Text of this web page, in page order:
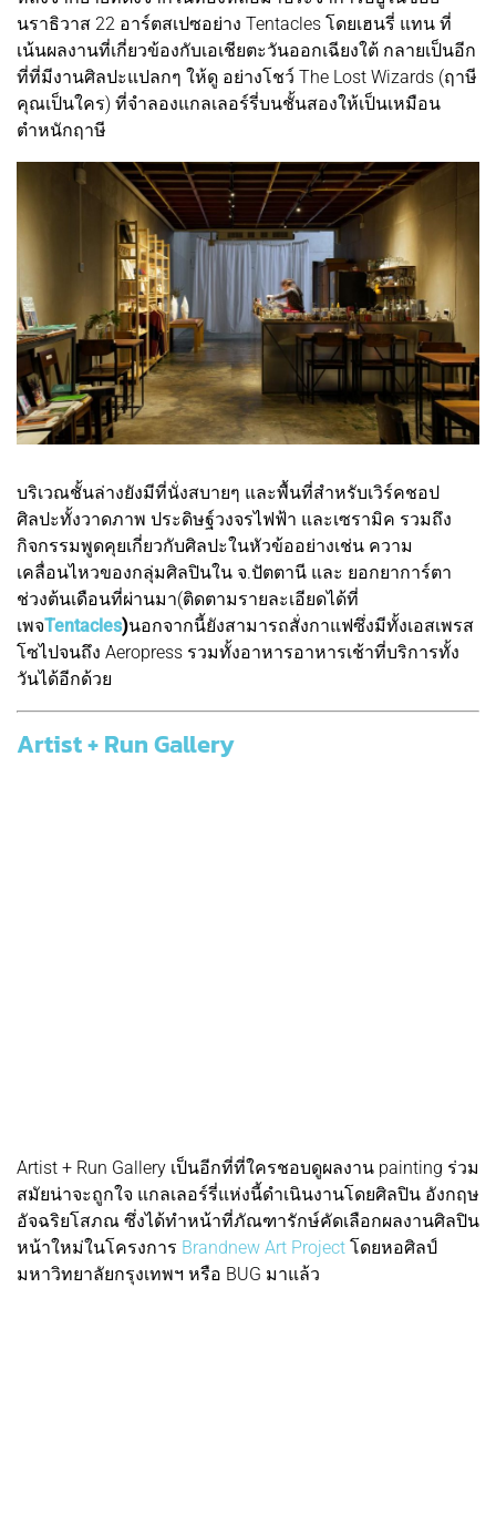
นราธิวาส 22 อาร์ตสเปซอย่าง Tentacles โดยเฮนรี่ แทน ที่
เน้นผลงานที่เกี่ยวข้องกับเอเชียตะวันออกเฉียงใต้ กลายเป็นอีก
ที่ที่มีงานศิลปะแปลกๆ ให้ดู อย่างโชว์ The Lost Wizards (ฤาษี
คุณเป็นใคร) ที่จำลองแกลเลอร์รี่บนชั้นสองให้เป็นเหมือน
ตำหนักฤาษี
บริเวณชั้นล่างยังมีที่นั่งสบายๆ และพื้นที่สำหรับเวิร์คชอป
ศิลปะทั้งวาดภาพ ประดิษฐ์วงจรไฟฟ้า และเซรามิค รวมถึง
กิจกรรมพูดคุยเกี่ยวกับศิลปะในหัวข้ออย่างเช่น ความ
เคลื่อนไหวของกลุ่มศิลปินใน จ.ปัตตานี และ ยอกยาการ์ตา
ช่วงต้นเดือนที่ผ่านมา(ติดตามรายละเอียดได้ที่
เพจTentacles)นอกจากนี้ยังสามารถสั่งกาแฟซึ่งมีทั้งเอสเพรส
โซไปจนถึง Aeropress รวมทั้งอาหารอาหารเช้าที่บริการทั้ง
วันได้อีกด้วย
Artist + Run Gallery
Artist + Run Gallery เป็นอีกที่ที่ใครชอบดูผลงาน painting ร่วม
สมัยน่าจะถูกใจ แกลเลอร์รี่แห่งนี้ดำเนินงานโดยศิลปิน อังกฤษ
อัจฉริยโสภณ ซึ่งได้ทำหน้าที่ภัณฑารักษ์คัดเลือกผลงานศิลปิน
หน้าใหม่ในโครงการ Brandnew Art Project โดยหอศิลป์
มหาวิทยาลัยกรุงเทพฯ หรือ BUG มาแล้ว